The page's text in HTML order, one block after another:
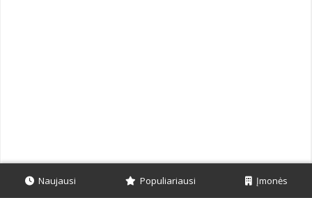
Naujausi Populiariausi Įmonės